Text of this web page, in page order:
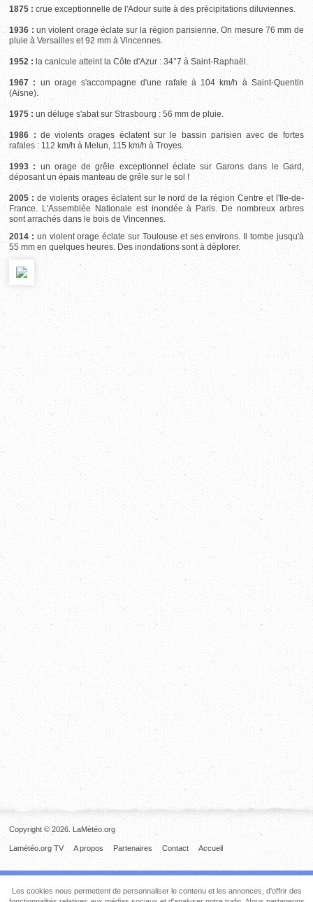
1875 : crue exceptionnelle de l'Adour suite à des précipitations diluviennes.
1936 : un violent orage éclate sur la région parisienne. On mesure 76 mm de
pluie à Versailles et 92 mm à Vincennes.
1952 : la canicule atteint la Côte d'Azur : 34°7 à Saint-Raphaël.
1967 : un orage s'accompagne d'une rafale à 104 km/h à Saint-Quentin
(Aisne).
1975 : un déluge s'abat sur Strasbourg : 56 mm de pluie.
1986 : de violents orages éclatent sur le bassin parisien avec de fortes
rafales : 112 km/h à Melun, 115 km/h à Troyes.
1993 : un orage de grêle exceptionnel éclate sur Garons dans le Gard,
déposant un épais manteau de grêle sur le sol !
2005 : de violents orages éclatent sur le nord de la région Centre et l'Ile-de-
France. L'Assemblée Nationale est inondée à Paris. De nombreux arbres
sont arrachés dans le bois de Vincennes.
2014 : un violent orage éclate sur Toulouse et ses environs. Il tombe jusqu'à
55 mm en quelques heures. Des inondations sont à déplorer.
Copyright © 2026. LaMétéo.org
Accueil
Contact
Partenaires
A propos
Lamétéo.org TV
Les cookies nous permettent de personnaliser le contenu et les annonces, d'offrir des